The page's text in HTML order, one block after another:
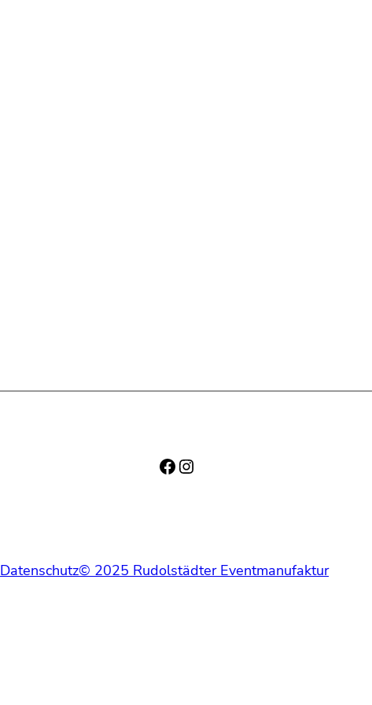
Facebook
Instagram
Datenschutz© 2025 Rudolstädter Eventmanufaktur